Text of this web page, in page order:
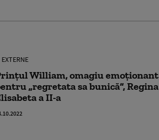
EXTERNE
William, omagiu emoționant
„regretata sa bunică”, Regina
a II-a